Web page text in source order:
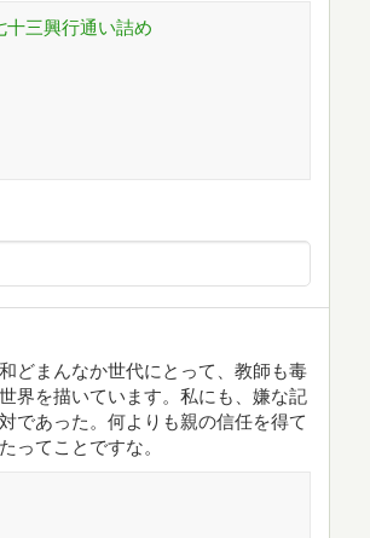
三興行通い詰め
どまんなか世代にとって、教師も毒
界を描いています。私にも、嫌な記
であった。何よりも親の信任を得て
ってことですな。